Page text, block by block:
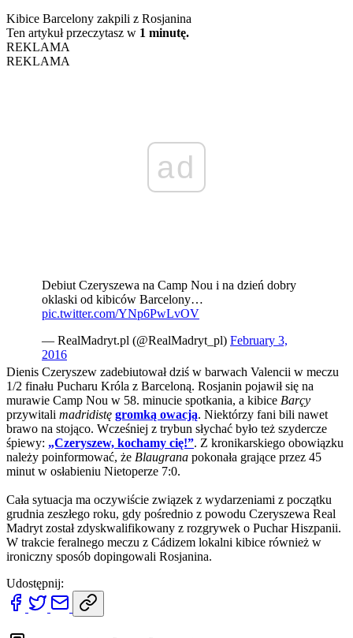
Kibice Barcelony zakpili z Rosjanina
Ten artykuł przeczytasz w 1 minutę.
REKLAMA
REKLAMA
ad
Debiut Czeryszewa na Camp Nou i na dzień dobry
oklaski od kibiców Barcelony…
pic.twitter.com/YNp6PwLvOV
— RealMadryt.pl (@RealMadryt_pl) February 3,
2016
Dienis Czeryszew zadebiutował dziś w barwach Valencii w meczu
1/2 finału Pucharu Króla z Barceloną. Rosjanin pojawił się na
murawie Camp Nou w 58. minucie spotkania, a kibice Barçy
przywitali madridistę gromką owacją. Niektórzy fani bili nawet
brawo na stojąco. Wcześniej z trybun słychać było też szydercze
śpiewy: „Czeryszew, kochamy cię!”. Z kronikarskiego obowiązku
należy poinformować, że Blaugrana pokonała grające przez 45
minut w osłabieniu Nietoperze 7:0.
Cała sytuacja ma oczywiście związek z wydarzeniami z początku
grudnia zeszłego roku, gdy pośrednio z powodu Czeryszewa Real
Madryt został zdyskwalifikowany z rozgrywek o Puchar Hiszpanii.
W trakcie feralnego meczu z Cádizem lokalni kibice również w
ironiczny sposób dopingowali Rosjanina.
Udostępnij: